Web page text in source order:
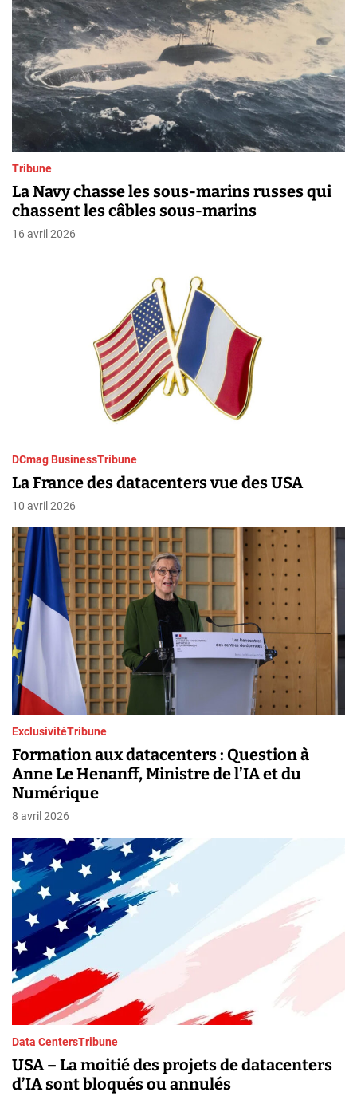
Tribune
La Navy chasse les sous-marins russes qui
chassent les câbles sous-marins
16 avril 2026
DCmag BusinessTribune
La France des datacenters vue des USA
10 avril 2026
ExclusivitéTribune
Formation aux datacenters : Question à
Anne Le Henanff, Ministre de l’IA et du
Numérique
8 avril 2026
Data CentersTribune
USA – La moitié des projets de datacenters
d’IA sont bloqués ou annulés